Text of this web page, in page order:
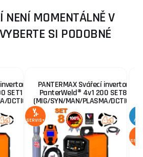
NENÍ MOMENTÁLNĚ V
SI PODOBNÉ
SET1
PANTERMAX Svářecí invertor
PanterWeld® 4v1 200 SET8
(MIG/SYN/MAN/PLASMA/DCTIG)
SERVIS+